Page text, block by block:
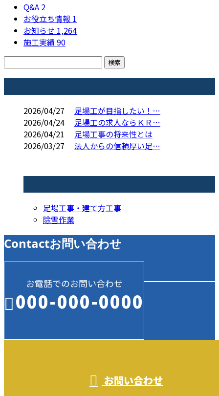
Q&A 2
お役立ち情報 1
お知らせ 1,264
施工実績90
2026/04/27
足場工が目指したい！…
2026/04/24
足場工の求人ならＫＲ…
2026/04/21
足場工事の将来性とは
2026/03/27
法人からの信頼厚い足…
足場工事・建て方工事
除雪作業
Contactお問い合わせ
お電話でのお問い合わせ
000-000-0000
お問い合わせ